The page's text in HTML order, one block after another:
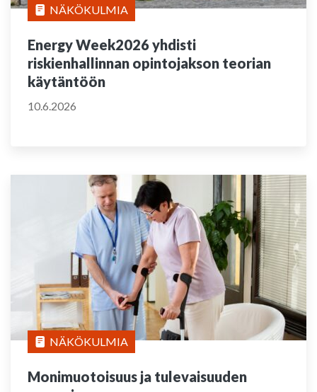
NÄKÖKULMIA
Energy Week2026 yhdisti
riskienhallinnan opintojakson teorian
käytäntöön
10.6.2026
NÄKÖKULMIA
Monimuotoisuus ja tulevaisuuden